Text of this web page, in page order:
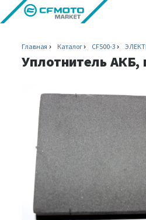
Главная Каталог CF500-3
Уплотнитель АКБ,